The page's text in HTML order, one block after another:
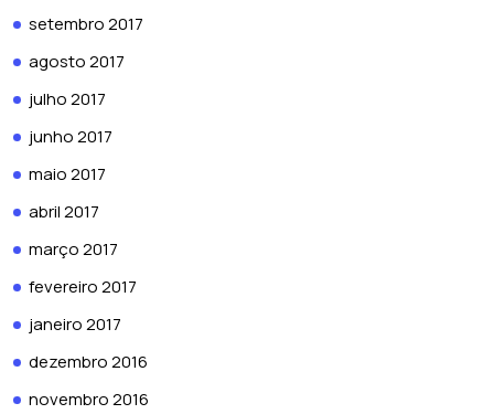
setembro 2017
agosto 2017
julho 2017
junho 2017
maio 2017
abril 2017
março 2017
fevereiro 2017
janeiro 2017
dezembro 2016
novembro 2016